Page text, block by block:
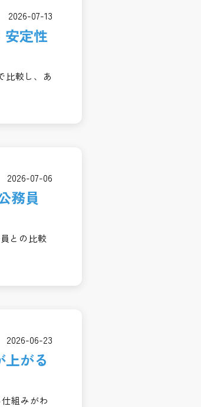
2026-07-13
安定性
比較し、あ
2026-07-06
務員
との比較
2026-06-23
上がる
組みがわ